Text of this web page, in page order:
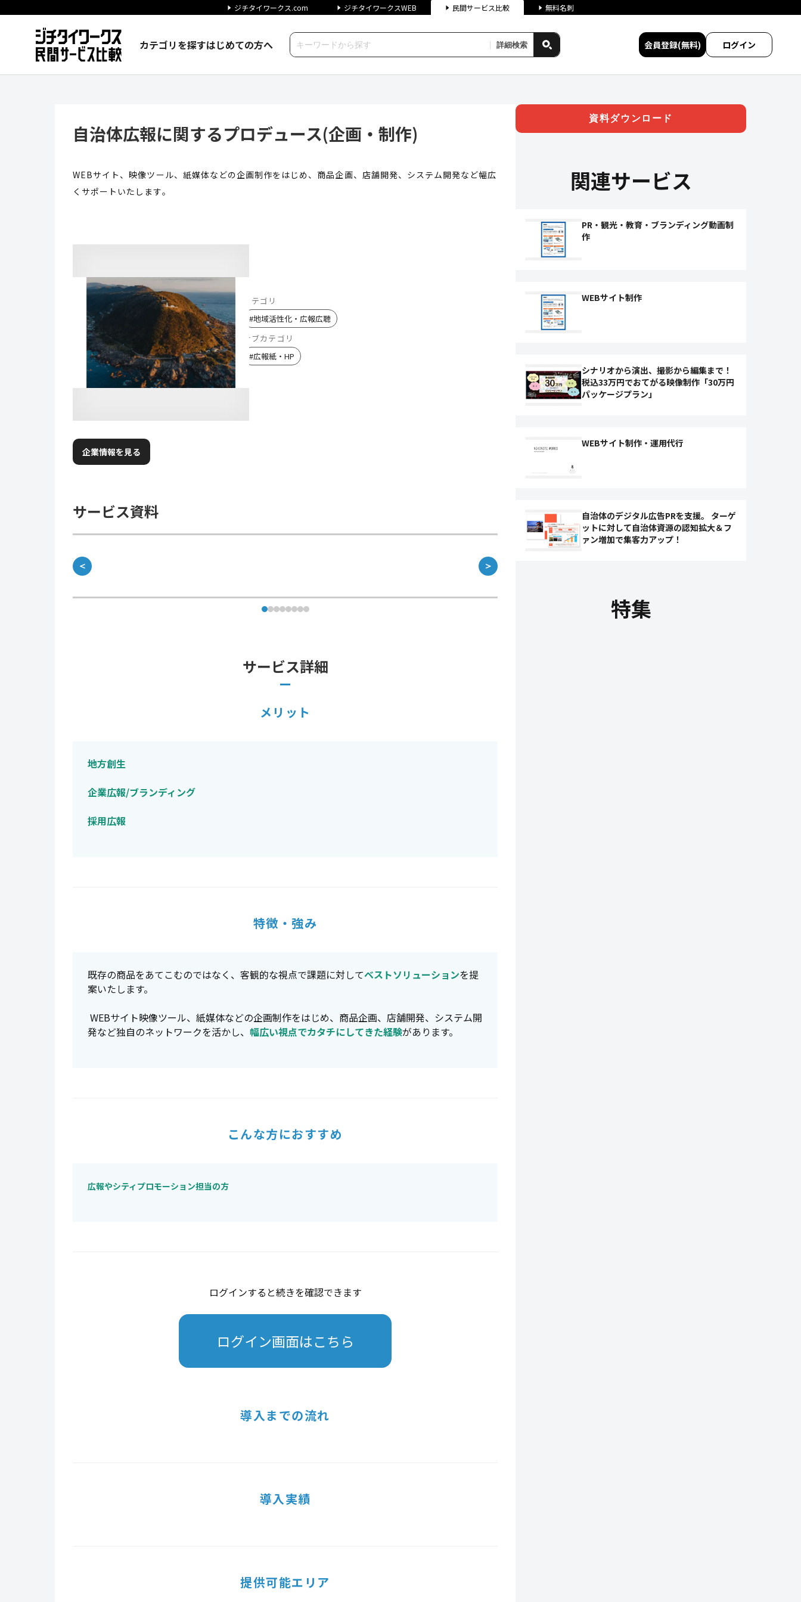
ジチタイワークス.com ジチタイワークスWEB 民間サービス比較 無料名刺
カテゴリを探すはじめての方へ 詳細検索 会員登録(無料) ログイン
自治体広報に関するプロデュース(企画・制作)
WEBサイト、映像ツール、紙媒体などの企画制作をはじめ、商品企画、店舗開発、システム開発など幅広
くサポートいたします。
カテゴリ
#地域活性化・広報広聴
サブカテゴリ
#広報紙・HP
企業情報を見る
サービス資料
＜ ＞
サービス詳細
メリット
地方創生
企業広報/ブランディング
採用広報
特徴・強み
既存の商品をあてこむのではなく、客観的な視点で課題に対してベストソリューションを提
案いたします。
WEBサイト映像ツール、紙媒体などの企画制作をはじめ、商品企画、店舗開発、システム開
発など独自のネットワークを活かし、 幅広い視点でカタチにしてきた経験があります。
こんな方におすすめ
広報やシティプロモーション担当の方
ログインすると続きを確認できます
ログイン画面はこちら
導入までの流れ
導入実績
提供可能エリア
資料ダウンロード
関連サービス
PR・観光・教育・ブランディング動画制
作
WEBサイト制作
シナリオから演出、撮影から編集まで！
税込33万円でおてがる映像制作「30万円
パッケージプラン」
WEBサイト制作・運用代行
自治体のデジタル広告PRを支援。 ターゲ
ットに対して自治体資源の認知拡大＆フ
ァン増加で集客力アップ！
特集